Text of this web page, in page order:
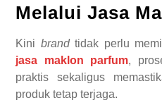
Melalui Jasa
Kini brandtidak perlu
jasa maklon parfum,
praktis sekaligus
produk tetap terjaga.